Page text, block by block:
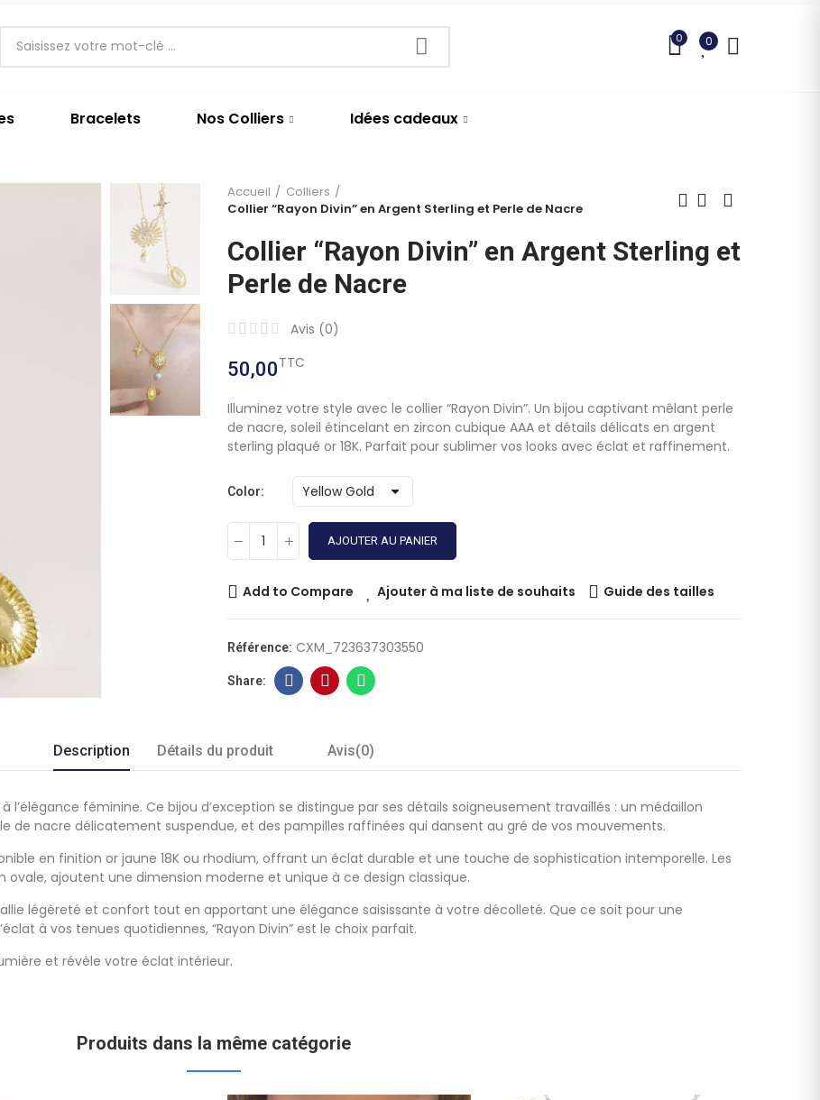
0 0
Bracelets Nos Colliers Idées cadeaux
Accueil
Colliers
Collier “Rayon Divin” en Argent Sterling et Perle de Nacre
Collier “Rayon Divin” en Argent Sterling et
Perle de Nacre
Avis (0)
50,00TTC
Illuminez votre style avec le collier “Rayon Divin”. Un bijou captivant mêlant perle
de nacre, soleil étincelant en zircon cubique AAA et détails délicats en argent
sterling plaqué or 18K. Parfait pour sublimer vos looks avec éclat et raffinement.
Color
AJOUTER AU PANIER
Add to Compare Ajouter à ma liste de souhaits Guide des tailles
Référence: CXM_723637303550
Description Détails du produit Avis(0)
l’élégance féminine. Ce bijou d’exception se distingue par ses détails soigneusement travaillés : un médaillon
de nacre délicatement suspendue, et des pampilles raffinées qui dansent au gré de vos mouvements.
en finition or jaune 18K ou rhodium, offrant un éclat durable et une touche de sophistication intemporelle. Les
ajoutent une dimension moderne et unique à ce design classique.
légèreté et confort tout en apportant une élégance saisissante à votre décolleté. Que ce soit pour une
à vos tenues quotidiennes, “Rayon Divin” est le choix parfait.
et révèle votre éclat intérieur.
Produits dans la même catégorie